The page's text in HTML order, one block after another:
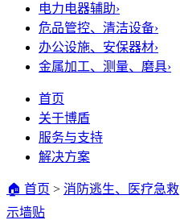
电力电器辅助›
危品管控、清洁设备›
办公设施、安保器材›
金属加工、测量、磨具›
首页
关于博盾
服务与支持
解决方案
🏠 首页 > 消防逃生、医疗急救
示墙贴